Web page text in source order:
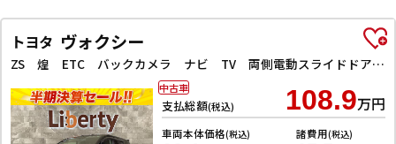
トヨタ ヴォクシー
ZS 煌 ETC バックカメラ ナビ TV 両側電動スライドドア オートライト LEDヘッドランプ スマートキー アイドリングストップ 電動格納ミラー 3列シート CVT アルミホイール
支払総額(税込) 108.9万円
車両本体価格(税込) 諸費用(税込)
中古車